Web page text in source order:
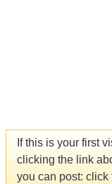
If this is your first
clicking the link
you can post: click